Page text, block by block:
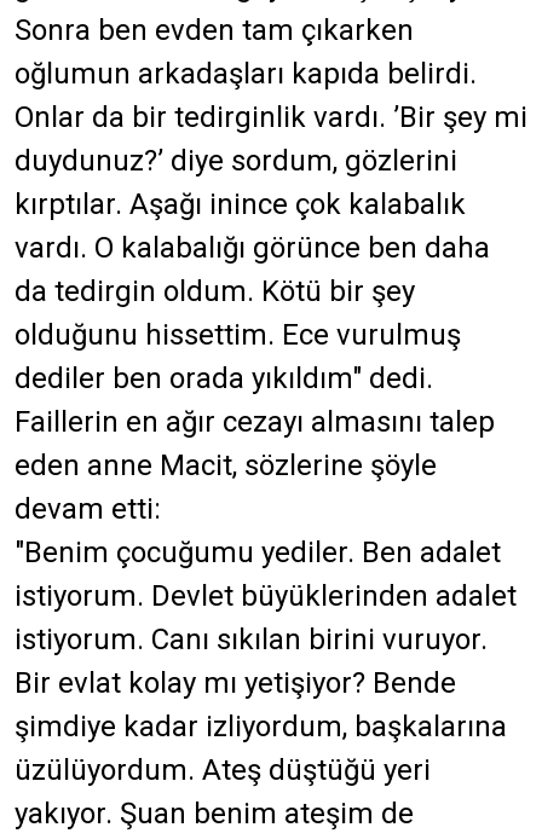
Sonra ben evden tam çıkarken
oğlumun arkadaşları kapıda belirdi.
Onlar da bir tedirginlik vardı. ’Bir şey mi
duydunuz?’ diye sordum, gözlerini
kırptılar. Aşağı inince çok kalabalık
vardı. O kalabalığı görünce ben daha
da tedirgin oldum. Kötü bir şey
olduğunu hissettim. Ece vurulmuş
dediler ben orada yıkıldım" dedi.
Faillerin en ağır cezayı almasını talep
eden anne Macit, sözlerine şöyle
devam etti:
"Benim çocuğumu yediler. Ben adalet
istiyorum. Devlet büyüklerinden adalet
istiyorum. Canı sıkılan birini vuruyor.
Bir evlat kolay mı yetişiyor? Bende
şimdiye kadar izliyordum, başkalarına
üzülüyordum. Ateş düştüğü yeri
yakıyor. Şuan benim ateşim de